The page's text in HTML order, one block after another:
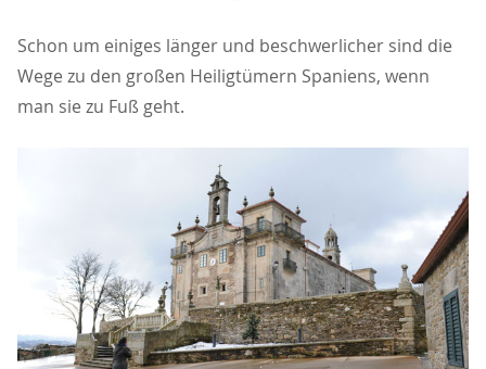
Schon um einiges länger und beschwerlicher sind die
Wege zu den großen Heiligtümern Spaniens, wenn
man sie zu Fuß geht.